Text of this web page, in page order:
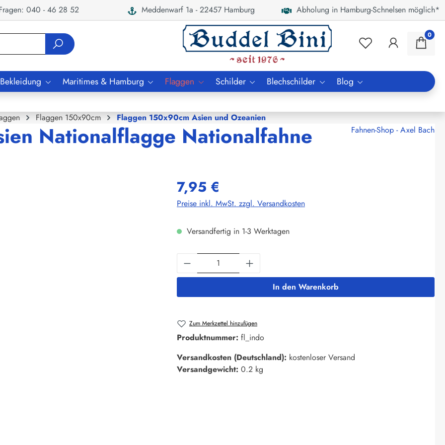
040 - 46 28 52 Meddenwarf 1a - 22457 Hamburg Abholung in Hamburg-Schnelsen möglich*
0
Maritimes & Hamburg Flaggen Schilder Blechschilder Blog
Flaggen 150x90cm Flaggen 150x90cm Asien und Ozeanien
Nationalflagge Nationalfahne Fahnen-Shop - Axel Bach
7,95 €
Preise inkl. MwSt. zzgl. Versandkosten
Versandfertig in 1-3 Werktagen
Produkt Anzahl: Gib den gewünschten Wert ein
In den Warenkorb
Zum Merkzettel hinzufügen
Produktnummer: fl_indo
Versandkosten (Deutschland): kostenloser Versand
Versandgewicht: 0.2 kg